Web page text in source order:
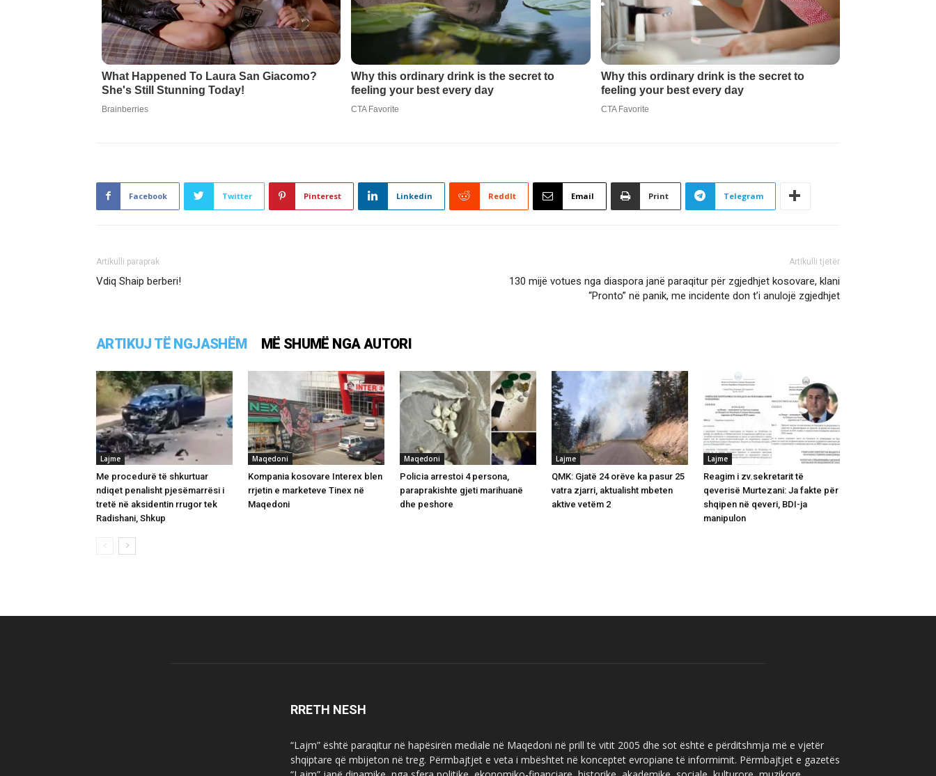
Facebook Twitter Pinterest Linkedin ReddIt Email Print Telegram
Artikulli paraprak
Vdiq Shaip berberi!
Artikulli tjetër
130 mijë votues nga diaspora janë paraqitur për zgjedhjet kosovare, klani
“Pronto” në panik, me incidente don t’i anulojë zgjedhjet
ARTIKUJ TË NGJASHËM MË SHUMË NGA AUTORI
Lajme
Me procedurë të shkurtuar
ndiqet penalisht pjesëmarrësi i
tretë në aksidentin rrugor tek
Radishani, Shkup
Maqedoni
Kompania kosovare Interex blen
rrjetin e marketeve Tinex në
Maqedoni
Maqedoni
Policia arrestoi 4 persona,
paraprakishte gjeti marihuanë
dhe peshore
Lajme
QMK: Gjatë 24 orëve ka pasur 25
vatra zjarri, aktualisht mbeten
aktive vetëm 2
Lajme
Reagim i zv.sekretarit të
qeverisë Murtezani: Ja fakte për
shqipen në qeveri, BDI-ja
manipulon
RRETH NESH
“Lajm” është paraqitur në hapësirën mediale në Maqedoni në prill të vitit 2005 dhe sot është e përditshmja më e vjetër
shqiptare që mbijeton në treg. Përmbajtjet e veta i mbështet në konceptet evropiane të informimit. Përmbajtjet e gazetës